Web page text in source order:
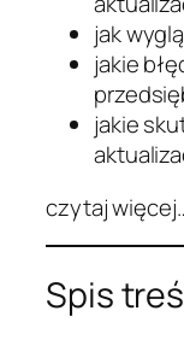
jak
jakie
jakie
czytaj
Spis